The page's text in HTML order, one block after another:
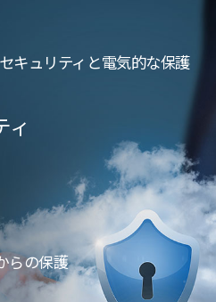
キュリティと電気的な保護
ィ
らの保護